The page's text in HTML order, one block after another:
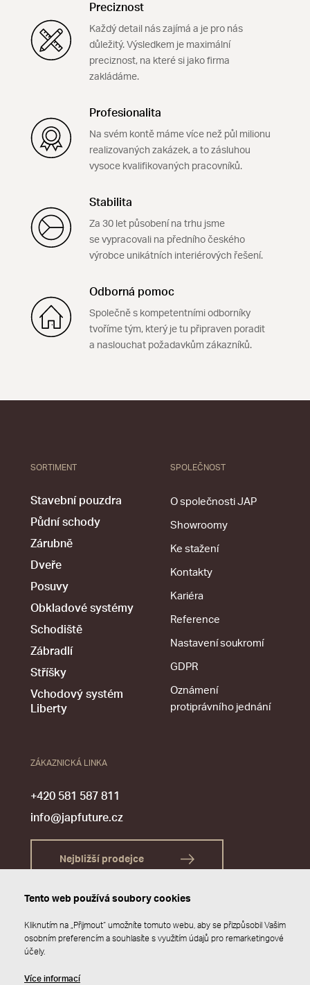
Preciznost
Každý detail nás zajímá a je pro nás
důležitý. Výsledkem je maximální
preciznost, na které si jako firma
zakládáme.
Profesionalita
Na svém kontě máme více než půl milionu
realizovaných zakázek, a to zásluhou
vysoce kvalifikovaných pracovníků.
Stabilita
Za 30 let působení na trhu jsme
se vypracovali na předního českého
výrobce unikátních interiérových řešení.
Odborná pomoc
Společně s kompetentními odborníky
tvoříme tým, který je tu připraven poradit
a naslouchat požadavkům zákazníků.
SORTIMENT
Stavební pouzdra
Půdní schody
Zárubně
Dveře
Posuvy
Obkladové systémy
Schodiště
Zábradlí
Stříšky
Vchodový systém
Liberty
SPOLEČNOST
O společnosti JAP
Showroomy
Ke stažení
Kontakty
Kariéra
Reference
Nastavení soukromí
GDPR
Oznámení
protiprávního jednání
ZÁKAZNICKÁ LINKA
+420 581 587 811
info@japfuture.cz
Nejbližší prodejce
Tento web používá soubory cookies
Kliknutím na „Přijmout“ umožníte tomuto webu, aby se přizpůsobil Vašim
osobním preferencím a souhlasíte s využitím údajů pro remarketingové
účely.
Více informací